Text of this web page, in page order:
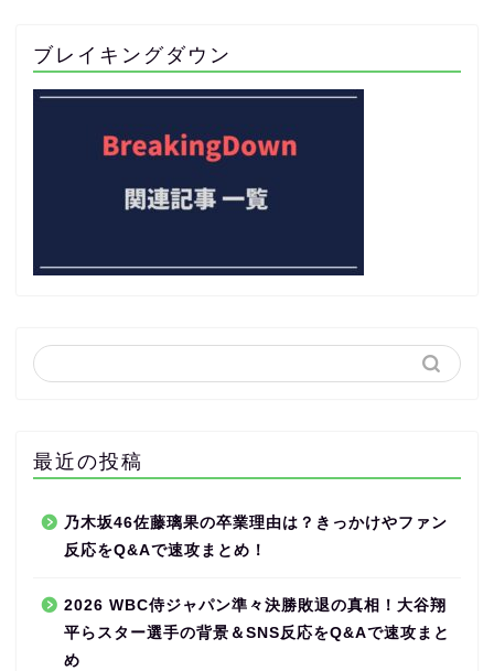
ブレイキングダウン
最近の投稿
乃木坂46佐藤璃果の卒業理由は？きっかけやファン
反応をQ&Aで速攻まとめ！
2026 WBC侍ジャパン準々決勝敗退の真相！大谷翔
平らスター選手の背景＆SNS反応をQ&Aで速攻まと
め